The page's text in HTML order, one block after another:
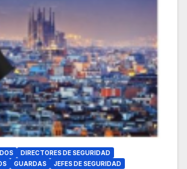
DIRECTORES DE SEGURIDAD
GUARDAS
JEFES DE SEGURIDAD